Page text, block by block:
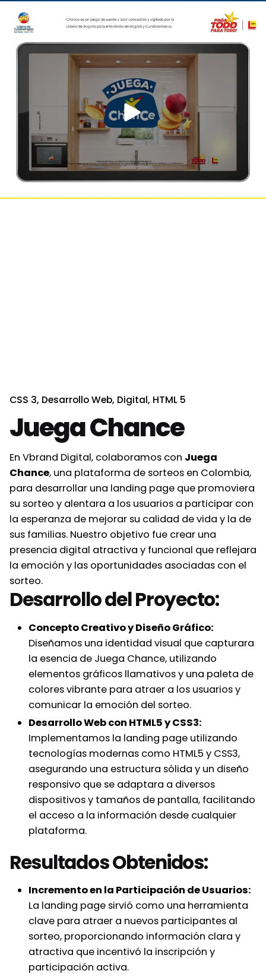
CSS 3 Desarrollo Web Digital HTML 5
Juega Chance
En Vbrand Digital, colaboramos con Juega
Chance, una plataforma de sorteos en Colombia,
para desarrollar una landing page que promoviera
su sorteo y alentara a los usuarios a participar con
la esperanza de mejorar su calidad de vida y la de
sus familias. Nuestro objetivo fue crear una
presencia digital atractiva y funcional que reflejara
la emoción y las oportunidades asociadas con el
sorteo.
Desarrollo del Proyecto:
Concepto Creativo y Diseño Gráfico:
Diseñamos una identidad visual que capturara
la esencia de Juega Chance, utilizando
elementos gráficos llamativos y una paleta de
colores vibrante para atraer a los usuarios y
comunicar la emoción del sorteo.
Desarrollo Web con HTML5 y CSS3:
Implementamos la landing page utilizando
tecnologías modernas como HTML5 y CSS3,
asegurando una estructura sólida y un diseño
responsivo que se adaptara a diversos
dispositivos y tamaños de pantalla, facilitando
el acceso a la información desde cualquier
plataforma.
Resultados Obtenidos:
Incremento en la Participación de Usuarios:
La landing page sirvió como una herramienta
clave para atraer a nuevos participantes al
sorteo, proporcionando información clara y
atractiva que incentivó la inscripción y
participación activa.